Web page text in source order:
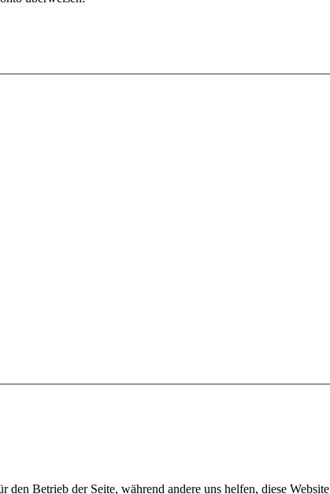
Betrieb der Seite, während andere uns helfen, diese